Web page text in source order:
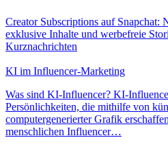
Creator Subscriptions auf Snapchat:
exklusive Inhalte und werbefreie
Kurznachrichten
KI im Influencer-Marketing
Was sind KI-Influencer? KI-
Persönlichkeiten, die mithilfe von
computergenerierter Grafik
menschlichen Influencer…